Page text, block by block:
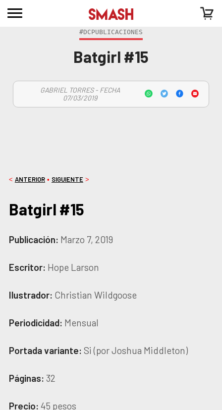
#DCPUBLICACIONES
Batgirl #15
GABRIEL TORRES - FECHA
07/03/2019
< ANTERIOR• SIGUIENTE>
Batgirl #15
Publicación: Marzo 7, 2019
Escritor: Hope Larson
Ilustrador: Christian Wildgoose
Periodicidad: Mensual
Portada variante: Si (por Joshua Middleton)
Páginas: 32
Precio: 45 pesos